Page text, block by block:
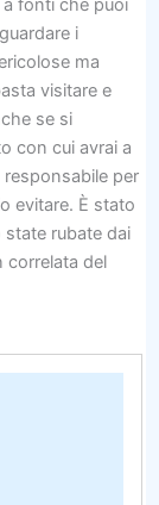
fonti che puoi
i
ma
visitare e
se si
con cui avrai a
per
evitare. È stato
rubate dai
correlata del